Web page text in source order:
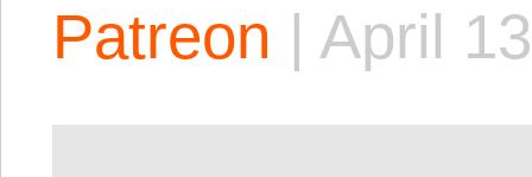
Patreon | April